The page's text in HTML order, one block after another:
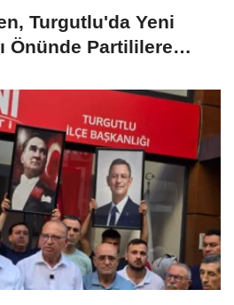
Turgutlu'da Yeni
Önünde Partililere